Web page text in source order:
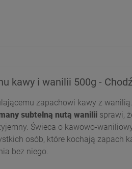
kawy i wanilii 500g -
zapachowi kawy z wanilią.
subtelną nutą waniliisprawi,
Świeca o kawowo-
osób, które kochają zapach
bez niego.